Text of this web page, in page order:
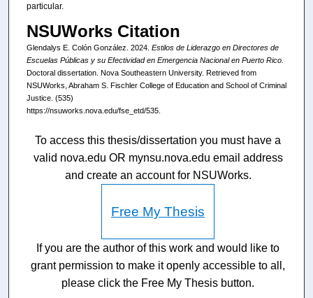
particular.
NSUWorks Citation
Glendalys E. Colón González. 2024. Estilos de Liderazgo en Directores de
Escuelas Públicas y su Efectividad en Emergencia Nacional en Puerto Rico.
Doctoral dissertation. Nova Southeastern University. Retrieved from
NSUWorks, Abraham S. Fischler College of Education and School of Criminal
Justice. (535)
https://nsuworks.nova.edu/fse_etd/535.
To access this thesis/dissertation you must have a
valid nova.edu OR mynsu.nova.edu email address
and create an account for NSUWorks.
Free My Thesis
If you are the author of this work and would like to
grant permission to make it openly accessible to all,
please click the Free My Thesis button.